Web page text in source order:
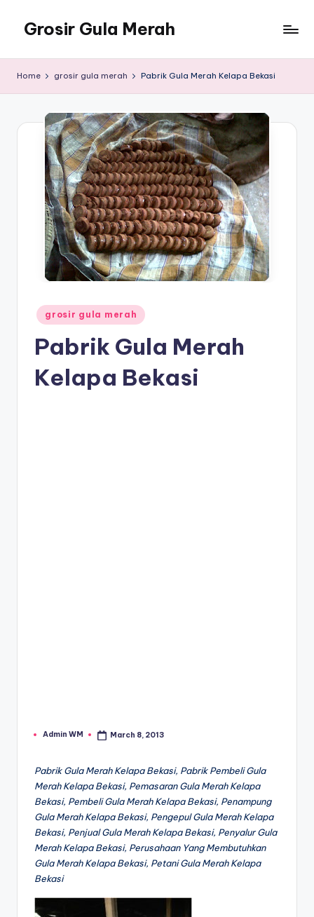
content
Grosir Gula Merah
Gula
Home grosir gula merah Pabrik Gula Merah Kelapa Bekasi
Posted
in
grosir gula merah
Pabrik Gula Merah
Kelapa Bekasi
Posted
Admin WM March 8, 2013
Pabrik Gula Merah Kelapa Bekasi, Pabrik Pembeli Gula
Merah Kelapa Bekasi, Pemasaran Gula Merah Kelapa
Bekasi, Pembeli Gula Merah Kelapa Bekasi, Penampung
Gula Merah Kelapa Bekasi, Pengepul Gula Merah Kelapa
Bekasi, Penjual Gula Merah Kelapa Bekasi, Penyalur Gula
Merah Kelapa Bekasi, Perusahaan Yang Membutuhkan
Gula Merah Kelapa Bekasi, Petani Gula Merah Kelapa
Bekasi